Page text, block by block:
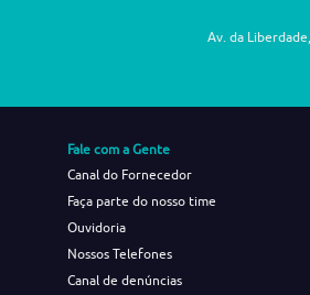
Av. da
Fale com a Gente
Canal do Fornecedor
Faça parte do nosso time
Ouvidoria
Nossos Telefones
Canal de denúncias